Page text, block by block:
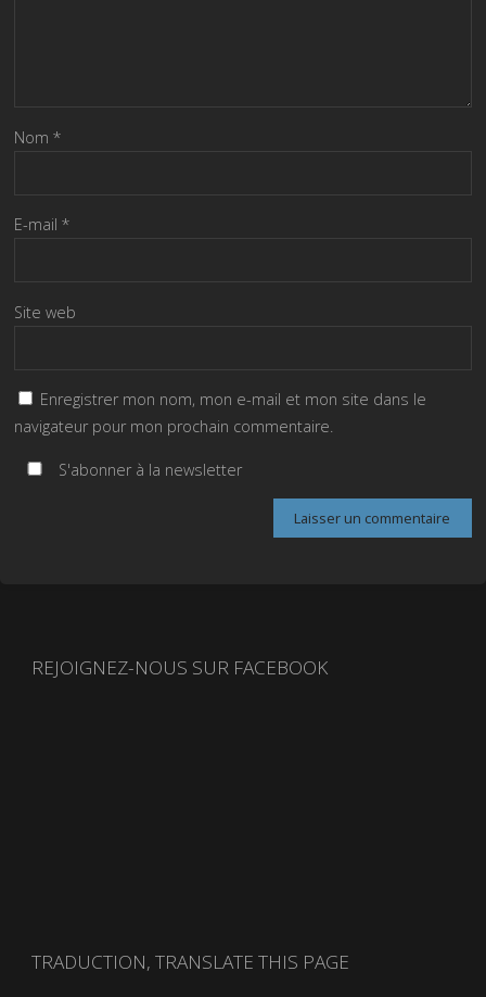
Nom*
E-mail*
Site web
Enregistrer mon nom, mon e-mail et mon site dans le
navigateur pour mon prochain commentaire.
S'abonner à la newsletter
REJOIGNEZ-NOUS SUR FACEBOOK
TRADUCTION, TRANSLATE THIS PAGE